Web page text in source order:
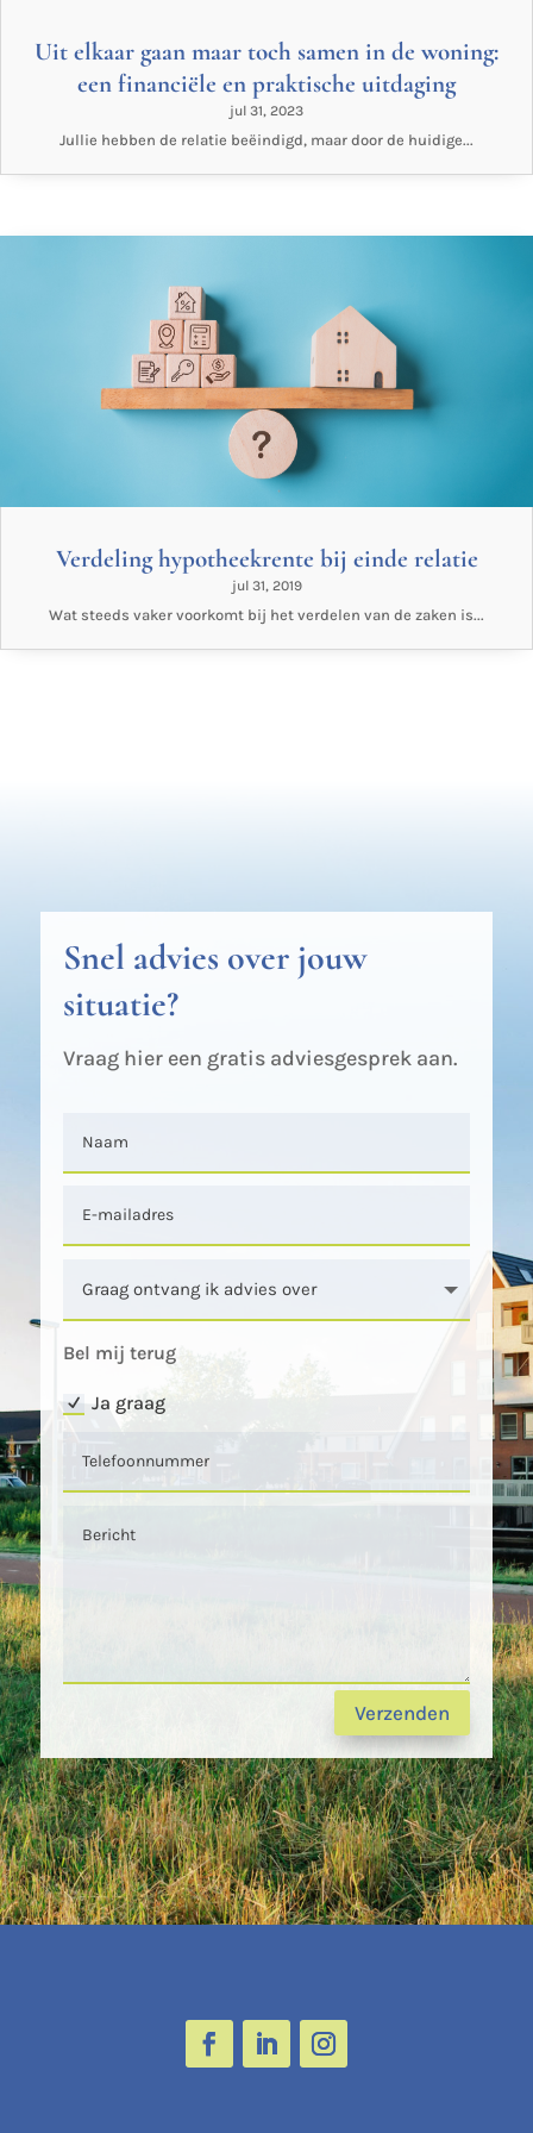
Uit elkaar gaan maar toch samen in de woning:
een financiële en praktische uitdaging
jul 31, 2023
Jullie hebben de relatie beëindigd, maar door de huidige...
Verdeling hypotheekrente bij einde relatie
jul 31, 2019
Wat steeds vaker voorkomt bij het verdelen van de zaken is...
Snel advies over jouw
situatie?
Vraag hier een gratis adviesgesprek aan.
Bel mij terug
Ja graag
Verzenden